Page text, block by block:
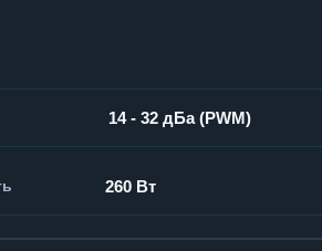
14 - 32 дБа (PWM)
260 Вт